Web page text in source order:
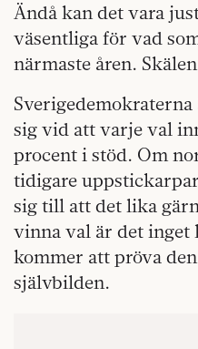
Ändå kan det vara
väsentliga för vad
närmaste åren.
sig vid att varje val
procent i stöd. Om
tidigare
sig till att det lika
vinna val är det inget
kommer att pröva
självbilden.